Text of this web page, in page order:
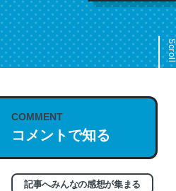
Scroll
COMMENT
コメントで知る
記事へみんなの感想が集まる
これは名文。彼はとてもクレバ
う。英語少しでも読める人は原
れ好き。Let’s Fucking Go.
─今のこの状況が信じられるかい？ by